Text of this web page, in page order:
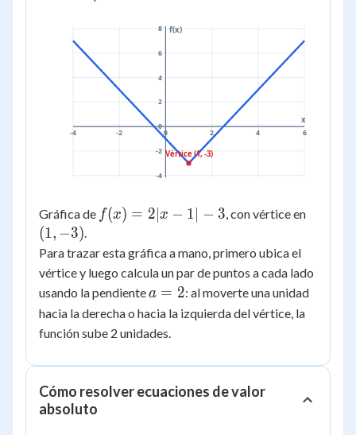
-4 -2 0 2 4 6
-4
-2
0
2
4
6
8
x
f(x)
Vértice (1, -3)
Gráfica de f(x)
2|x
- 1|
- 3
f(x) = 2∣ x − 1∣ − 3, con vértice en
(1, −3).
Para trazar esta gráfica a mano, primero ubica el
vértice y luego calcula un par de puntos a cada lado
usando la pendientea
=
2
a = 2: al moverte una unidad
hacia la derecha o hacia la izquierda del vértice, la
función sube 2 unidades.
Cómo resolver ecuaciones de valor
absoluto